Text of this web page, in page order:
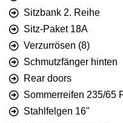
Sitzbank 2. Reihe
Sitz-Paket 18A
Verzurrösen (8)
Schmutzfänger hinten
Rear doors
Sommerreifen 235/65
Stahlfelgen 16"